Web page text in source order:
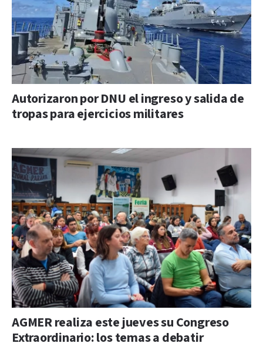
Autorizaron por DNU el ingreso y salida de
tropas para ejercicios militares
AGMER realiza este jueves su Congreso
Extraordinario: los temas a debatir